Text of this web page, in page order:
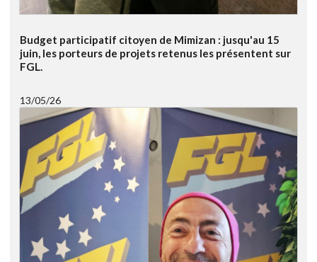
Budget participatif citoyen de Mimizan : jusqu'au 15
juin, les porteurs de projets retenus les présentent sur
FGL.
13/05/26